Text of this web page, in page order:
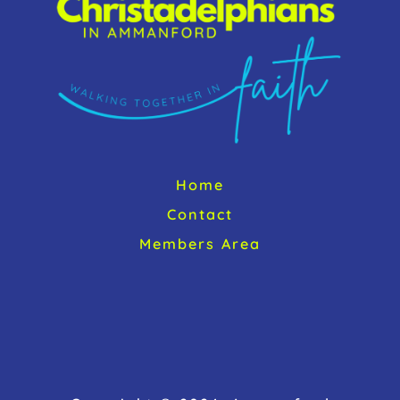
Home
Contact
Members Area